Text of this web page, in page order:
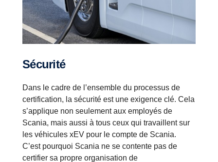
Sécurité
Dans le cadre de l’ensemble du processus de
certification, la sécurité est une exigence clé. Cela
s’applique non seulement aux employés de
Scania, mais aussi à tous ceux qui travaillent sur
les véhicules xEV pour le compte de Scania.
C’est pourquoi Scania ne se contente pas de
certifier sa propre organisation de